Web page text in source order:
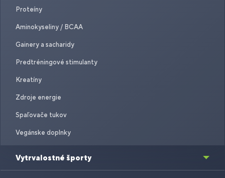
Proteíny
Aminokyseliny / BCAA
Gainery a sacharidy
Predtréningové stimulanty
Kreatíny
Zdroje energie
Spaľovače tukov
Vegánske doplnky
Vytrvalostné športy